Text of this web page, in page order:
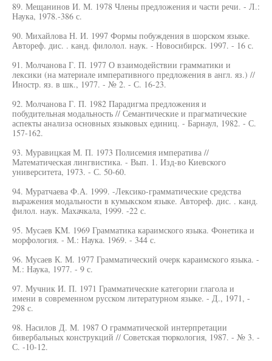
89. Мещанинов И. М. 1978 Члены предложения и части речи. - Л.:
Наука, 1978.-386 с.
90. Михайлова Н. И. 1997 Формы побуждения в шорском языке.
Автореф. дис. . канд. филолол. наук. - Новосибирск. 1997. - 16 с.
91. Молчанова Г. П. 1977 О взаимодействии грамматики и
лексики (на материале императивного предложения в англ. яз.) //
Иностр. яз. в шк., 1977. - № 2. - С. 16-23.
92. Молчанова Г. П. 1982 Парадигма предложения и
побудительная модальность // Семантические и прагматические
аспекты анализа основных языковых единиц. - Барнаул, 1982. - С.
157-162.
93. Муравицкая М. П. 1973 Полисемия императива //
Математическая лингвистика. - Вып. 1. Изд-во Киевского
университета, 1973. - С. 50-60.
94. Муратчаева Ф.А. 1999. -Лексико-грамматические средства
выражения модальности в кумыкском языке. Автореф. дис. . канд.
филол. наук. Махачкала, 1999. -22 с.
95. Мусаев KM. 1969 Грамматика караимского языка. Фонетика и
морфология. - М.: Наука. 1969. - 344 с.
96. Мусаев К. М. 1977 Грамматический очерк караимского языка. -
М.: Наука, 1977. - 9 с.
97. Мучник И. П. 1971 Грамматические категории глагола и
имени в современном русском литературном языке. - Д., 1971, -
298 с.
98. Насилов Д. М. 1987 О грамматической интерпретации
бивербальных конструкций // Советская тюркология, 1987. - № 3. -
С. -10-12.